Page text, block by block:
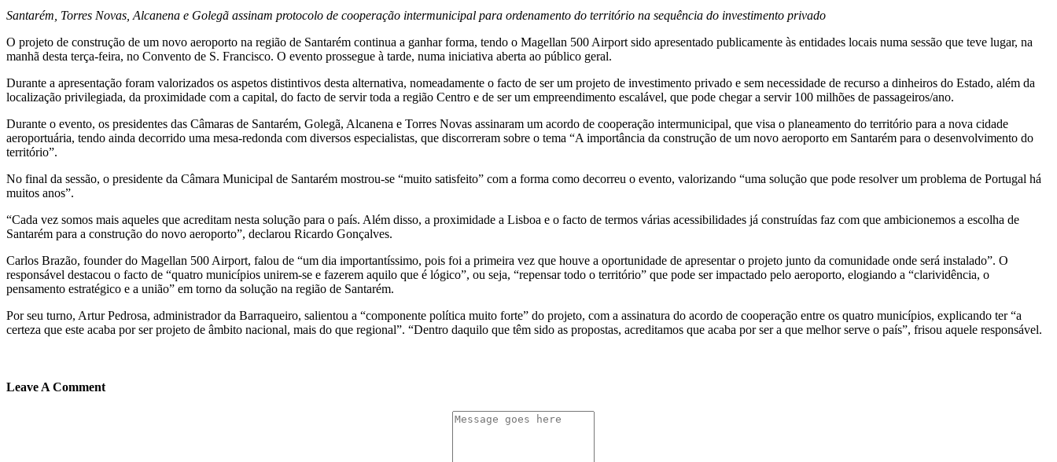
Santarém, Torres Novas, Alcanena e Golegã assinam protocolo de cooperação intermunicipal para ordenamento do território na sequência do investimento privado
O projeto de construção de um novo aeroporto na região de Santarém continua a ganhar forma, tendo o Magellan 500 Airport sido apresentado publicamente às entidades locais numa sessão que teve lugar, na
manhã desta terça-feira, no Convento de S. Francisco. O evento prossegue à tarde, numa iniciativa aberta ao público geral.
Durante a apresentação foram valorizados os aspetos distintivos desta alternativa, nomeadamente o facto de ser um projeto de investimento privado e sem necessidade de recurso a dinheiros do Estado, além da
localização privilegiada, da proximidade com a capital, do facto de servir toda a região Centro e de ser um empreendimento escalável, que pode chegar a servir 100 milhões de passageiros/ano.
Durante o evento, os presidentes das Câmaras de Santarém, Golegã, Alcanena e Torres Novas assinaram um acordo de cooperação intermunicipal, que visa o planeamento do território para a nova cidade
aeroportuária, tendo ainda decorrido uma mesa-redonda com diversos especialistas, que discorreram sobre o tema “A importância da construção de um novo aeroporto em Santarém para o desenvolvimento do
território”.
No final da sessão, o presidente da Câmara Municipal de Santarém mostrou-se “muito satisfeito” com a forma como decorreu o evento, valorizando “uma solução que pode resolver um problema de Portugal há
muitos anos”.
“Cada vez somos mais aqueles que acreditam nesta solução para o país. Além disso, a proximidade a Lisboa e o facto de termos várias acessibilidades já construídas faz com que ambicionemos a escolha de
Santarém para a construção do novo aeroporto”, declarou Ricardo Gonçalves.
Carlos Brazão, founder do Magellan 500 Airport, falou de “um dia importantíssimo, pois foi a primeira vez que houve a oportunidade de apresentar o projeto junto da comunidade onde será instalado”. O
responsável destacou o facto de “quatro municípios unirem-se e fazerem aquilo que é lógico”, ou seja, “repensar todo o território” que pode ser impactado pelo aeroporto, elogiando a “clarividência, o
pensamento estratégico e a união” em torno da solução na região de Santarém.
Por seu turno, Artur Pedrosa, administrador da Barraqueiro, salientou a “componente política muito forte” do projeto, com a assinatura do acordo de cooperação entre os quatro municípios, explicando ter “a
certeza que este acaba por ser projeto de âmbito nacional, mais do que regional”. “Dentro daquilo que têm sido as propostas, acreditamos que acaba por ser a que melhor serve o país”, frisou aquele responsável.
Leave A Comment